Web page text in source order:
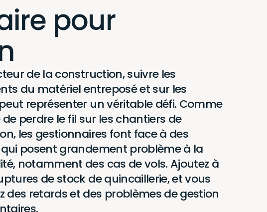
pour
de la construction, suivre les
du matériel entreposé et sur les
représenter un véritable défi. Comme
de perdre le fil sur les chantiers de
les gestionnaires font face à des
posent grandement problème à la
notamment des cas de vols. Ajoutez à
de stock de quincaillerie, et vous
des retards et des problèmes de gestion